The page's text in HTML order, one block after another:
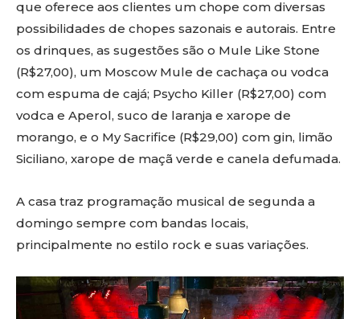
que oferece aos clientes um chope com diversas
possibilidades de chopes sazonais e autorais. Entre
os drinques, as sugestões são o Mule Like Stone
(R$27,00), um Moscow Mule de cachaça ou vodca
com espuma de cajá; Psycho Killer (R$27,00) com
vodca e Aperol, suco de laranja e xarope de
morango, e o My Sacrifice (R$29,00) com gin, limão
Siciliano, xarope de maçã verde e canela defumada.
A casa traz programação musical de segunda a
domingo sempre com bandas locais,
principalmente no estilo rock e suas variações.